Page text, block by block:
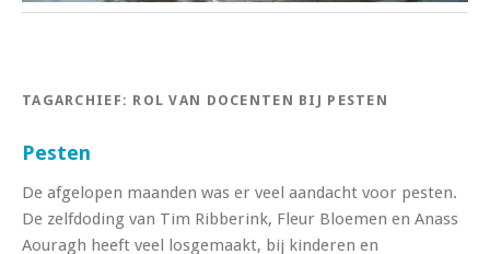
TAGARCHIEF: ROL VAN DOCENTEN BIJ PESTEN
Pesten
De afgelopen maanden was er veel aandacht voor pesten.
De zelfdoding van Tim Ribberink, Fleur Bloemen en Anass
Aouragh heeft veel losgemaakt, bij kinderen en